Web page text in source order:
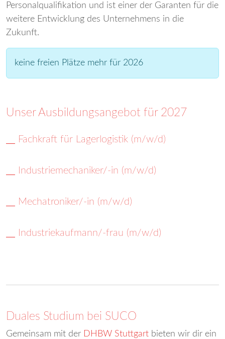
Personalqualifikation und ist einer der Garanten für die
weitere Entwicklung des Unternehmens in die
Zukunft.
keine freien Plätze mehr für 2026
Unser Ausbildungsangebot für 2027
Fachkraft für Lagerlogistik (m/w/d)
Industriemechaniker/-in (m/w/d)
Mechatroniker/-in (m/w/d)
Industriekaufmann/-frau (m/w/d)
Duales Studium bei SUCO
Gemeinsam mit der DHBW Stuttgart bieten wir dir ein